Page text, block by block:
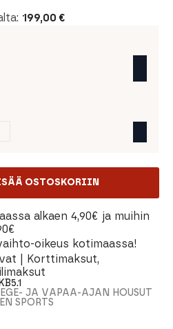
199,00 €
OSTOSKORIIN
alkaen 4,90€ ja muihin
oikeus kotimaassa!
| Korttimaksut,
JA VAPAA-AJAN HOUSUT
SPORTS